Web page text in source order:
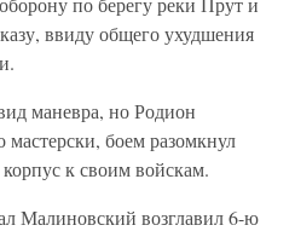
ввиду общего ухудшения
маневра, но Родион
мастерски, боем разомкнул
к своим войскам.
Малиновский возглавил 6-ю